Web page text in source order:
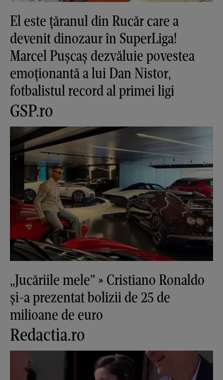
El este țăranul din Rucăr care a
devenit dinozaur în SuperLiga!
Marcel Pușcaș dezvăluie povestea
emoționantă a lui Dan Nistor,
fotbalistul record al primei ligi
GSP.ro
„Jucăriile mele” » Cristiano Ronaldo
și-a prezentat bolizii de 25 de
milioane de euro
Redactia.ro